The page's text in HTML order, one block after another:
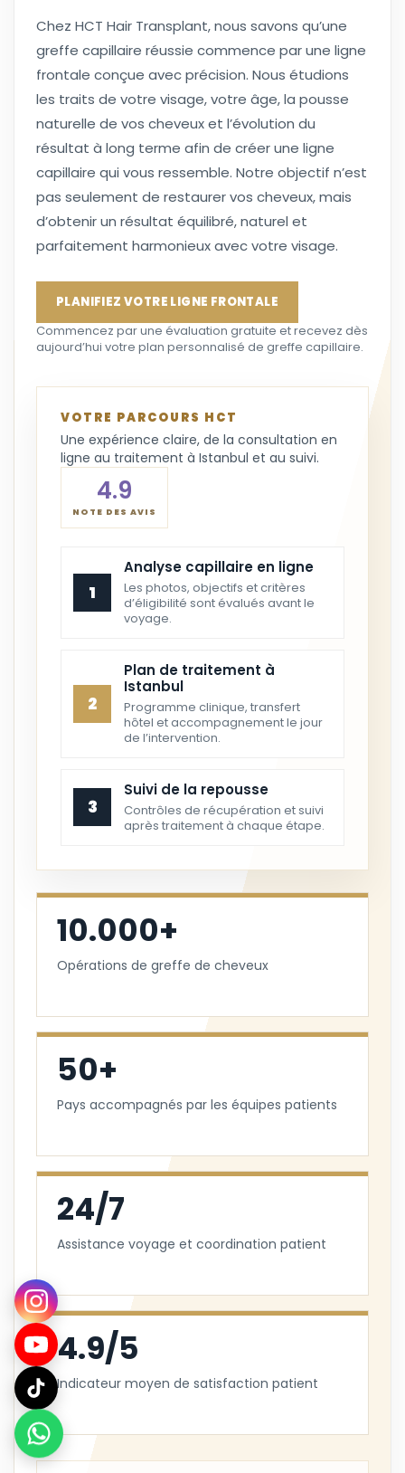
Chez HCT Hair Transplant, nous savons qu’une
greffe capillaire réussie commence par une ligne
frontale conçue avec précision. Nous étudions
les traits de votre visage, votre âge, la pousse
naturelle de vos cheveux et l’évolution du
résultat à long terme afin de créer une ligne
capillaire qui vous ressemble. Notre objectif n’est
pas seulement de restaurer vos cheveux, mais
d’obtenir un résultat équilibré, naturel et
parfaitement harmonieux avec votre visage.
PLANIFIEZ VOTRE LIGNE FRONTALE
Commencez par une évaluation gratuite et recevez dès
aujourd’hui votre plan personnalisé de greffe capillaire.
VOTRE PARCOURS HCT
Une expérience claire, de la consultation en
ligne au traitement à Istanbul et au suivi.
4.9
NOTE DES AVIS
1
Analyse capillaire en ligne
Les photos, objectifs et critères
d’éligibilité sont évalués avant le
voyage.
2
Plan de traitement à
Istanbul
Programme clinique, transfert
hôtel et accompagnement le jour
de l’intervention.
3
Suivi de la repousse
Contrôles de récupération et suivi
après traitement à chaque étape.
10.000+
Opérations de greffe de cheveux
50+
Pays accompagnés par les équipes patients
24/7
Assistance voyage et coordination patient
4.9/5
Indicateur moyen de satisfaction patient